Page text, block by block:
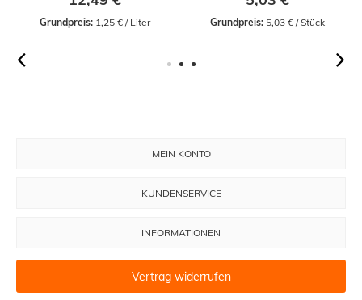
Grundpreis: 1,25 € / Liter Grundpreis: 5,03 € / Stück
MEIN KONTO
KUNDENSERVICE
INFORMATIONEN
Vertrag widerrufen